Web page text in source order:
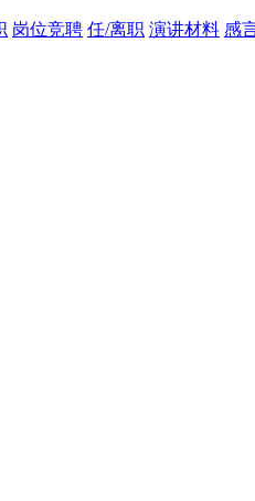
岗位竞聘 任/离职 演讲材料 感